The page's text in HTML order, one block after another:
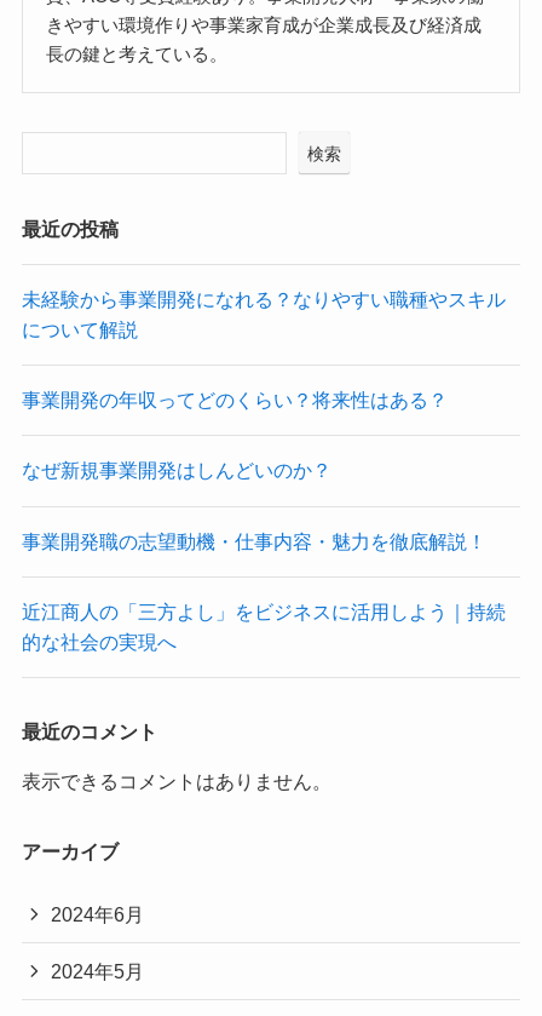
きやすい環境作りや事業家育成が企業成長及び経済成
長の鍵と考えている。
検索
最近の投稿
未経験から事業開発になれる？なりやすい職種やスキル
について解説
事業開発の年収ってどのくらい？将来性はある？
なぜ新規事業開発はしんどいのか？
事業開発職の志望動機・仕事内容・魅力を徹底解説！
近江商人の「三方よし」をビジネスに活用しよう｜持続
的な社会の実現へ
最近のコメント
表示できるコメントはありません。
アーカイブ
2024年6月
2024年5月